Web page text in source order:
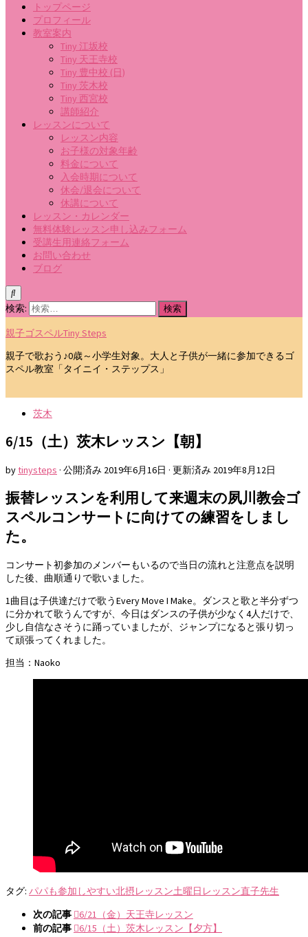
トップページ
プロフィール
教室案内
Tiny 江坂校
Tiny 天王寺校
Tiny 豊中校 (日)
Tiny 茨木校
Tiny 西宮校
講師紹介
レッスンについて
レッスン内容
お子様の対象年齢
料金について
入会時期について
休会/退会について
休講について
レッスン・カレンダー
無料体験レッスン申し込みフォーム
受講生用連絡フォーム
お問い合わせ
ブログ
検索:
親子ゴスペルTiny Steps
親子で歌おう♪0歳～小学生対象。大人と子供が一緒に参加できるゴ
スペル教室「タイニイ・ステップス」
茨木
6/15（土）茨木レッスン【朝】
bytinysteps · 公開済み 2019年6月16日 · 更新済み 2019年8月12日
振替レッスンを利用して来週末の夙川教会ゴ
スペルコンサートに向けての練習をしまし
た。
コンサート初参加のメンバーもいるので当日の流れと注意点を説明
した後、曲順通りで歌いました。
1曲目は子供達だけで歌うEvery Move I Make。ダンスと歌と半分ずつ
に分かれて歌うんですが、今日はダンスの子供が少なく4人だけで、
少し自信なさそうに踊っていましたが、ジャンプになると張り切っ
て頑張ってくれました。
担当：Naoko
タグ: パパも参加しやすい北摂レッスン土曜日レッスン直子先生
次の記事
6/21（金）天王寺レッスン
前の記事
6/15（土）茨木レッスン【夕方】